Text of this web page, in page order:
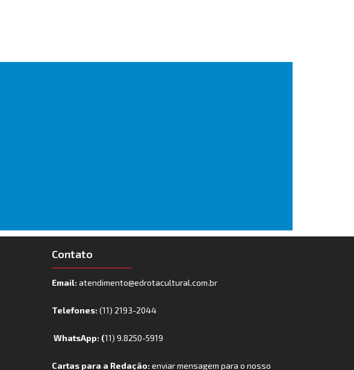
Contato
Email:atendimento@edrotacultural.com.br
Telefones:(11) 2193-2044
WhatsApp: (11) 9.8250-5919
Cartas para a Redação:enviar mensagem para o nosso